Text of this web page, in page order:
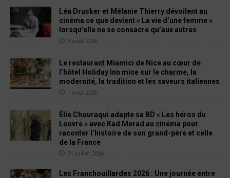
Léa Drucker et Mélanie Thierry dévoilent au
cinéma ce que devient « La vie d’une femme »
lorsqu’elle ne se consacre qu’aux autres
3 août 2026
Le restaurant Miamici de Nice au cœur de
l’hôtel Holiday Inn mise sur le charme, la
modernité, la tradition et les saveurs italiennes
1 août 2026
Élie Chouraqui adapte sa BD « Les héros du
Louvre » avec Kad Merad au cinéma pour
raconter l’histoire de son grand-père et celle
de la France
31 juillet 2026
Les Franchouillardes 2026 : Une journée entre